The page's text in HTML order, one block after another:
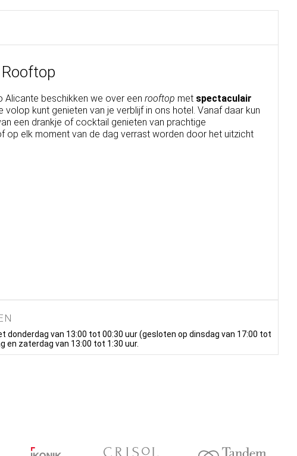
Alicante beschikken we over een rooftop met spectaculair
volop kunt genieten van je verblijf in ons hotel. Vanaf daar kun
een drankje of cocktail genieten van prachtige
op elk moment van de dag verrast worden door het uitzicht
donderdag van 13:00 tot 00:30 uur (gesloten op dinsdag van 17:00 tot
en zaterdag van 13:00 tot 1:30 uur.